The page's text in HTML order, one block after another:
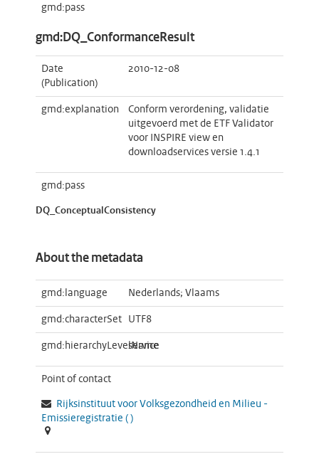
gmd:pass
gmd:DQ_ConformanceResult
Date
(Publication)
2010-12-08
gmd:explanation
Conform verordening, validatie
uitgevoerd met de ETF Validator
voor INSPIRE view en
downloadservices versie 1.4.1
gmd:pass
DQ_ConceptualConsistency
About the metadata
gmd:language Nederlands; Vlaams
gmd:characterSet UTF8
gmd:hierarchyLevelName
service
Point of contact
Rijksinstituut voor Volksgezondheid en Milieu -
Emissieregistratie ( )